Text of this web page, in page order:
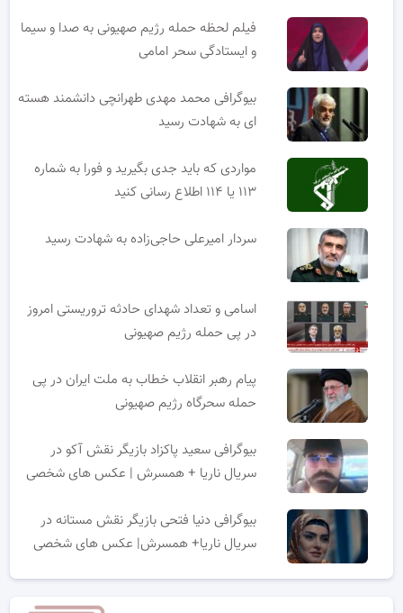
فیلم لحظه حمله رژیم صهیونی به صدا و سیما
و ایستادگی سحر امامی
بیوگرافی محمد مهدی طهرانچی دانشمند هسته
ای به شهادت رسید
مواردی که باید جدی بگیرید و فورا به شماره
۱۱۳ یا ۱۱۴ اطلاع رسانی کنید
سردار امیرعلی حاجی‌زاده به شهادت رسید
اسامی و تعداد شهدای حادثه تروریستی امروز
در پی حمله رژیم صهیونی
پیام رهبر انقلاب خطاب به ملت ایران در پی
حمله سحرگاه رژیم صهیونی
بیوگرافی سعید پاکزاد بازیگر نقش آکو در
سریال ناریا + همسرش | عکس های شخصی
بیوگرافی دنیا فتحی بازیگر نقش مستانه در
سریال ناریا+ همسرش| عکس های شخصی